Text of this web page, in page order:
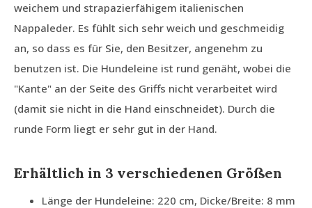
weichem und strapazierfähigem italienischen
Nappaleder. Es fühlt sich sehr weich und geschmeidig
an, so dass es für Sie, den Besitzer, angenehm zu
benutzen ist. Die Hundeleine ist rund genäht, wobei die
"Kante" an der Seite des Griffs nicht verarbeitet wird
(damit sie nicht in die Hand einschneidet). Durch die
runde Form liegt er sehr gut in der Hand.
Erhältlich in 3 verschiedenen Größen
Länge der Hundeleine: 220 cm, Dicke/Breite: 8 mm